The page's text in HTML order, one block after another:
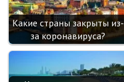
Какие страны закрыты из-
за коронавируса?